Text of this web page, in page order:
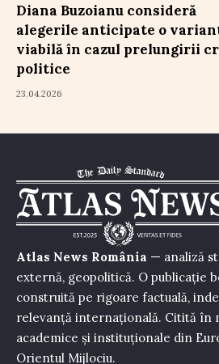
Diana Buzoianu consideră
alegerile anticipate o
viabilă în cazul prelungirii
politice
23.04.2026
Atlas News România — analiză
externă, geopolitică. O publicație
construită pe rigoare factuală,
relevanță internațională. Citită în
academice și instituționale din
Orientul Mijlociu.